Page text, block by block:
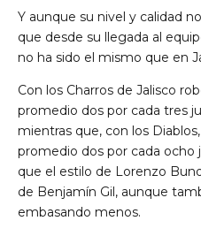
Y aunque su nivel y calidad
que desde su llegada al
no ha sido el mismo que en
Con los Charros de Jalisco
promedio dos por cada tres
mientras que, con los
promedio dos por cada ocho
que el estilo de Lorenzo
de Benjamín Gil, aunque
embasando menos.